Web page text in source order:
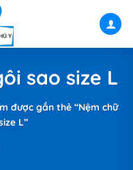
sao size L
được gắn thẻ “Nệm chữ
L”